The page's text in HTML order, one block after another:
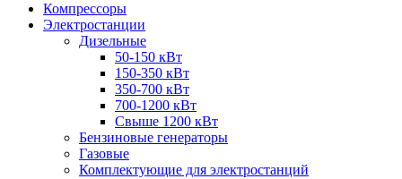
Компрессоры
Электростанции
Дизельные
50-150 кВт
150-350 кВт
350-700 кВт
700-1200 кВт
Свыше 1200 кВт
Бензиновые генераторы
Газовые
Комплектующие для электростанций